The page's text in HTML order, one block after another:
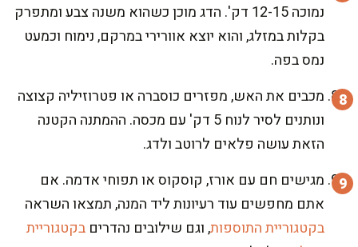
נמוכה 12-15 דק'. הדג מוכן כשהוא משנה צבע ומתפרק
בקלות במזלג, והוא יוצא אוורירי במרקם, נימוח וכמעט
נמס בפה.
מכבים את האש, מפזרים כוסברה או פטרוזיליה קצוצה
ונותנים לסיר לנוח 5 דק' עם מכסה. ההמתנה הקטנה
הזאת עושה פלאים לרוטב ולדג.
מגישים חם עם אורז, קוסקוס או תפוחי אדמה. אם
אתם מחפשים עוד רעיונות ליד המנה, תמצאו השראה
בקטגוריית התוספות, וגם שילובים נהדרים בקטגוריית